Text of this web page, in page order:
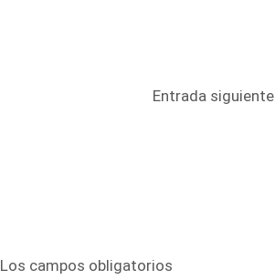
Entrada siguiente
Los campos obligatorios